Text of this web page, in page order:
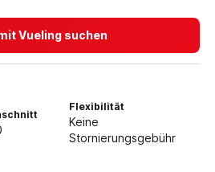
Vueling suchen
Flexibilität
Keine
Stornierungsgebühr